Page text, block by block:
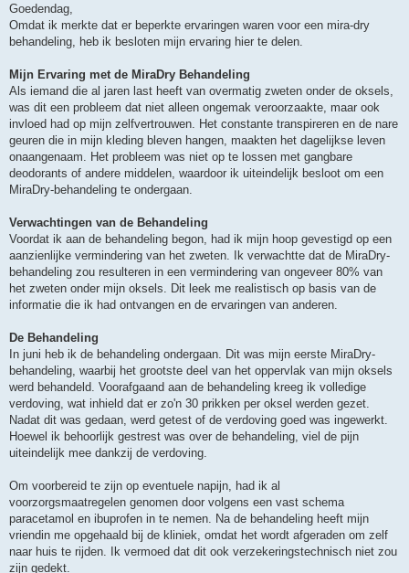
r
c
h
Goedendag,
Omdat ik merkte dat er beperkte ervaringen waren voor een mira-dry
behandeling, heb ik besloten mijn ervaring hier te delen.
Mijn Ervaring met de MiraDry Behandeling
Als iemand die al jaren last heeft van overmatig zweten onder de oksels,
was dit een probleem dat niet alleen ongemak veroorzaakte, maar ook
invloed had op mijn zelfvertrouwen. Het constante transpireren en de nare
geuren die in mijn kleding bleven hangen, maakten het dagelijkse leven
onaangenaam. Het probleem was niet op te lossen met gangbare
deodorants of andere middelen, waardoor ik uiteindelijk besloot om een
MiraDry-behandeling te ondergaan.
Verwachtingen van de Behandeling
Voordat ik aan de behandeling begon, had ik mijn hoop gevestigd op een
aanzienlijke vermindering van het zweten. Ik verwachtte dat de MiraDry-
behandeling zou resulteren in een vermindering van ongeveer 80% van
het zweten onder mijn oksels. Dit leek me realistisch op basis van de
informatie die ik had ontvangen en de ervaringen van anderen.
De Behandeling
In juni heb ik de behandeling ondergaan. Dit was mijn eerste MiraDry-
behandeling, waarbij het grootste deel van het oppervlak van mijn oksels
werd behandeld. Voorafgaand aan de behandeling kreeg ik volledige
verdoving, wat inhield dat er zo'n 30 prikken per oksel werden gezet.
Nadat dit was gedaan, werd getest of de verdoving goed was ingewerkt.
Hoewel ik behoorlijk gestrest was over de behandeling, viel de pijn
uiteindelijk mee dankzij de verdoving.
Om voorbereid te zijn op eventuele napijn, had ik al
voorzorgsmaatregelen genomen door volgens een vast schema
paracetamol en ibuprofen in te nemen. Na de behandeling heeft mijn
vriendin me opgehaald bij de kliniek, omdat het wordt afgeraden om zelf
naar huis te rijden. Ik vermoed dat dit ook verzekeringstechnisch niet zou
zijn gedekt.